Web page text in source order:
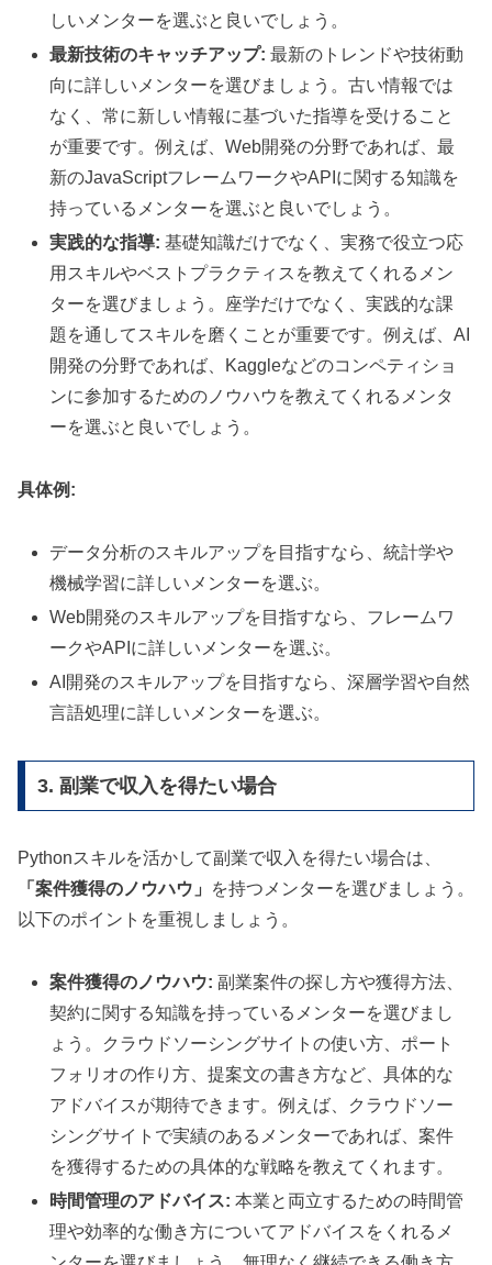
しいメンターを選ぶと良いでしょう。
最新技術のキャッチアップ: 最新のトレンドや技術動
向に詳しいメンターを選びましょう。古い情報では
なく、常に新しい情報に基づいた指導を受けること
が重要です。例えば、Web開発の分野であれば、最
新のJavaScriptフレームワークやAPIに関する知識を
持っているメンターを選ぶと良いでしょう。
実践的な指導: 基礎知識だけでなく、実務で役立つ応
用スキルやベストプラクティスを教えてくれるメン
ターを選びましょう。座学だけでなく、実践的な課
題を通してスキルを磨くことが重要です。例えば、AI
開発の分野であれば、Kaggleなどのコンペティショ
ンに参加するためのノウハウを教えてくれるメンタ
ーを選ぶと良いでしょう。
具体例:
データ分析のスキルアップを目指すなら、統計学や
機械学習に詳しいメンターを選ぶ。
Web開発のスキルアップを目指すなら、フレームワ
ークやAPIに詳しいメンターを選ぶ。
AI開発のスキルアップを目指すなら、深層学習や自然
言語処理に詳しいメンターを選ぶ。
3. 副業で収入を得たい場合
Pythonスキルを活かして副業で収入を得たい場合は、
「案件獲得のノウハウ」
を持つメンターを選びましょう。
以下のポイントを重視しましょう。
案件獲得のノウハウ: 副業案件の探し方や獲得方法、
契約に関する知識を持っているメンターを選びまし
ょう。クラウドソーシングサイトの使い方、ポート
フォリオの作り方、提案文の書き方など、具体的な
アドバイスが期待できます。例えば、クラウドソー
シングサイトで実績のあるメンターであれば、案件
を獲得するための具体的な戦略を教えてくれます。
時間管理のアドバイス: 本業と両立するための時間管
理や効率的な働き方についてアドバイスをくれるメ